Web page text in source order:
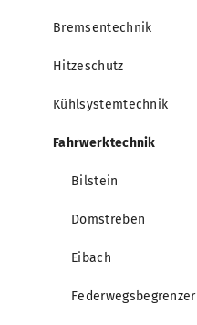
Bremsentechnik
Hitzeschutz
Kühlsystemtechnik
Fahrwerktechnik
Bilstein
Domstreben
Eibach
Federwegsbegrenzer